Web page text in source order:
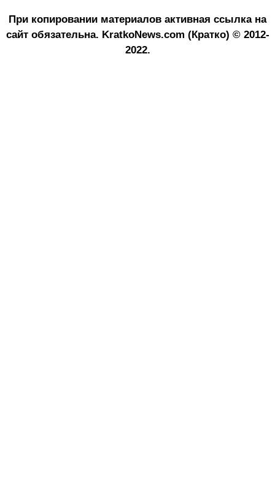
При копировании материалов активная ссылка на
сайт обязательна. KratkoNews.com (Кратко) © 2012-
2022.